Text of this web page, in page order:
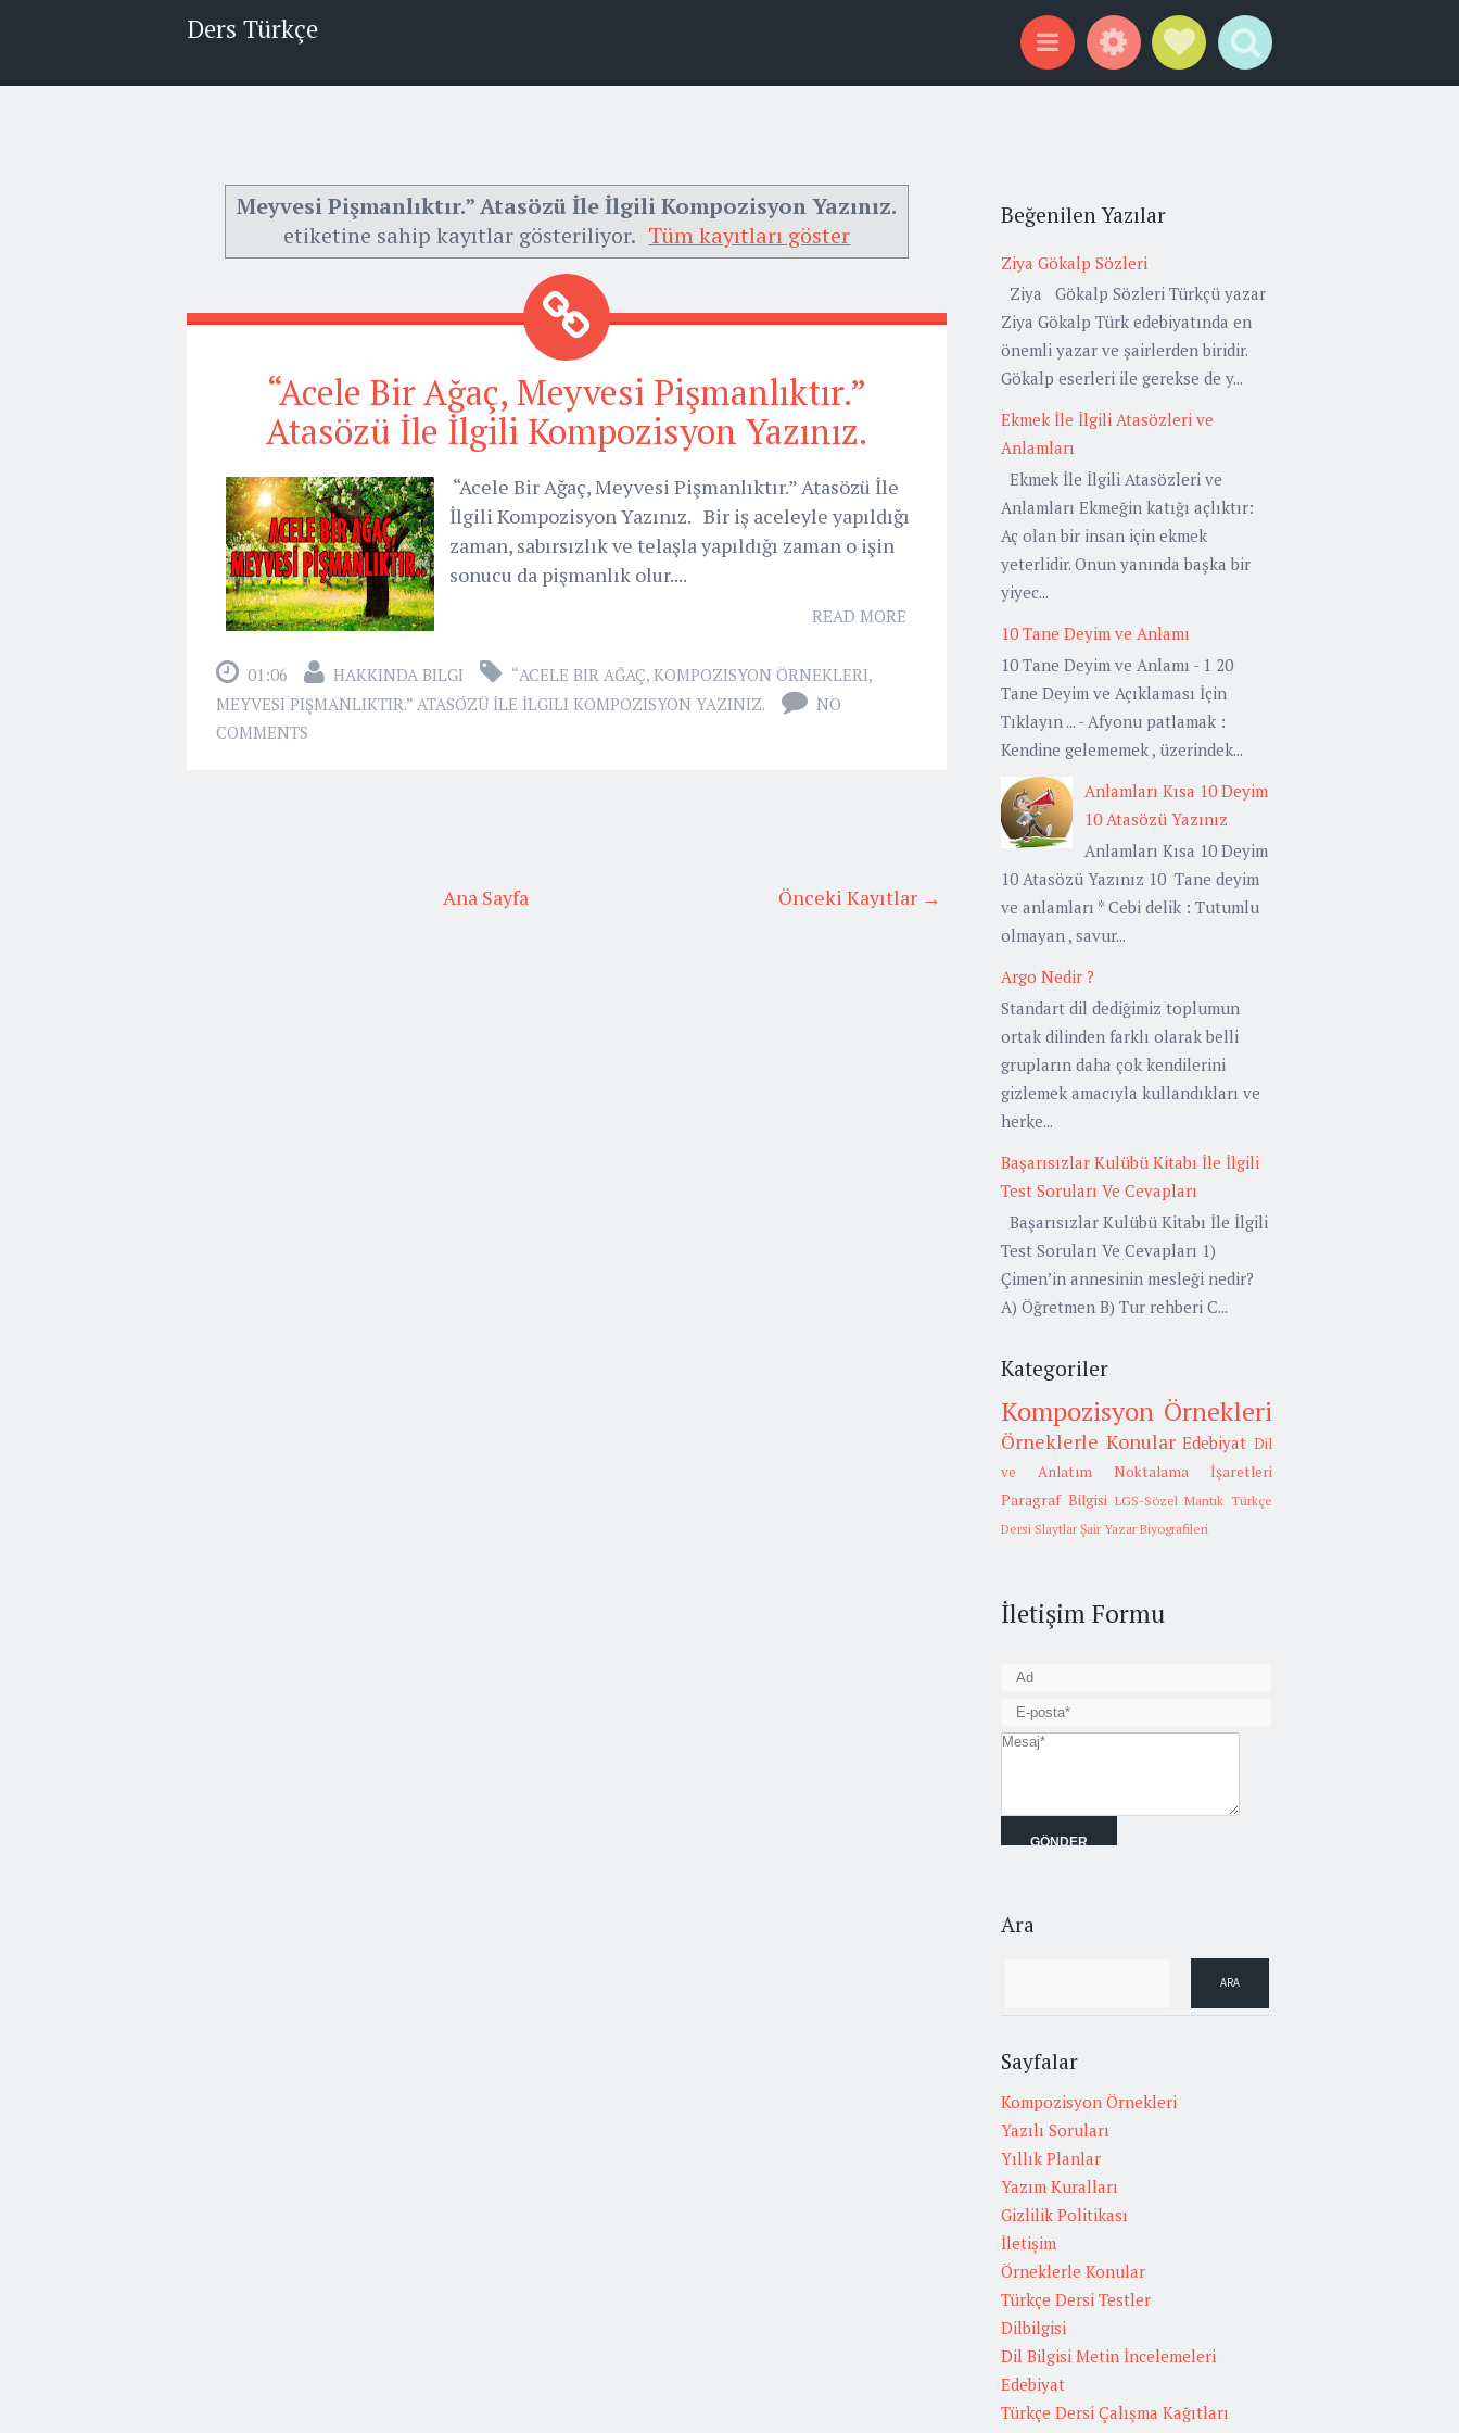
Ders Türkçe
Menu WidgetsSocial Links
Search
Meyvesi Pişmanlıktır.” Atasözü İle İlgili Kompozisyon Yazınız.
etiketine sahip kayıtlar gösteriliyor. Tüm kayıtları göster
“Acele Bir Ağaç, Meyvesi Pişmanlıktır.”
Atasözü İle İlgili Kompozisyon Yazınız.
“Acele Bir Ağaç, Meyvesi Pişmanlıktır.” Atasözü İle
İlgili Kompozisyon Yazınız. Bir iş aceleyle yapıldığı
zaman, sabırsızlık ve telaşla yapıldığı zaman o işin
sonucu da pişmanlık olur....
READ MORE
01:06 HAKKINDA BILGI “ACELE BIR AĞAÇ, KOMPOZISYON ÖRNEKLERI,
MEYVESI PIŞMANLIKTIR.” ATASÖZÜ İLE İLGILI KOMPOZISYON YAZINIZ.
NO
COMMENTS
Önceki Kayıtlar →
Ana Sayfa
Beğenilen Yazılar
Ziya Gökalp Sözleri
Ziya Gökalp Sözleri Türkçü yazar
Ziya Gökalp Türk edebiyatında en
önemli yazar ve şairlerden biridir.
Gökalp eserleri ile gerekse de y...
Ekmek İle İlgili Atasözleri ve
Anlamları
Ekmek İle İlgili Atasözleri ve
Anlamları Ekmeğin katığı açlıktır:
Aç olan bir insan için ekmek
yeterlidir. Onun yanında başka bir
yiyec...
10 Tane Deyim ve Anlamı
10 Tane Deyim ve Anlamı - 1 20
Tane Deyim ve Açıklaması İçin
Tıklayın ... - Afyonu patlamak :
Kendine gelememek , üzerindek...
Anlamları Kısa 10 Deyim
10 Atasözü Yazınız
Anlamları Kısa 10 Deyim
10 Atasözü Yazınız 10 Tane deyim
ve anlamları * Cebi delik : Tutumlu
olmayan , savur...
Argo Nedir ?
Standart dil dediğimiz toplumun
ortak dilinden farklı olarak belli
grupların daha çok kendilerini
gizlemek amacıyla kullandıkları ve
herke...
Başarısızlar Kulübü Kitabı İle İlgili
Test Soruları Ve Cevapları
Başarısızlar Kulübü Kitabı İle İlgili
Test Soruları Ve Cevapları 1)
Çimen’in annesinin mesleği nedir?
A) Öğretmen B) Tur rehberi C...
Kategoriler
Kompozisyon Örnekleri
Örneklerle Konular Edebiyat Dil
ve Anlatım
Noktalama İşaretleri
Paragraf Bilgisi LGS-Sözel Mantık Türkçe
Dersi Slaytlar Şair Yazar Biyografileri
İletişim Formu
Ara
Sayfalar
Kompozisyon Örnekleri
Yazılı Soruları
Yıllık Planlar
Yazım Kuralları
Gizlilik Politikası
İletişim
Örneklerle Konular
Türkçe Dersi Testler
Dilbilgisi
Dil Bilgisi Metin İncelemeleri
Edebiyat
Türkçe Dersi Çalışma Kağıtları